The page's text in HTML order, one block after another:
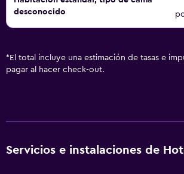
que se indican más abajo en las
alojamiento (es posible que se aplique
desconocido
* El total incluye una estimación de tasas e
pagar al hacer check-out.
Servicios e instalaciones de